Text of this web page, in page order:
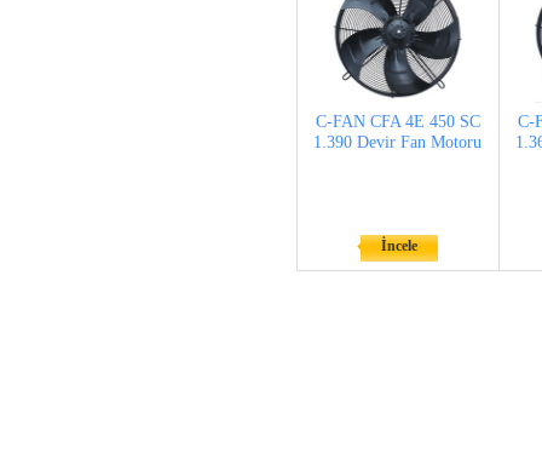
C-FAN CFA 4E 450 SC
1.390 Devir Fan Motoru
İncele
C-